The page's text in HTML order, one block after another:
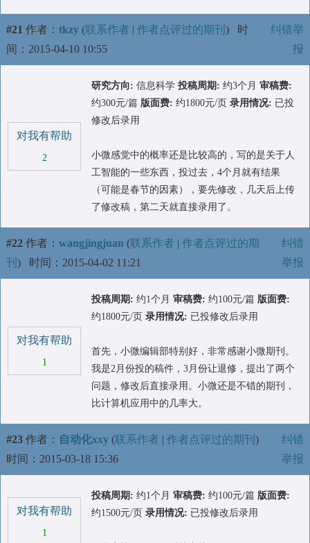
#21 作者： tkzy (联系作者 | 作者点评过的期刊 ) 时
间：2015-04-10 10:55
纠错举
报
对我有帮助
2
研究方向: 信息科学 投稿周期: 约3个月 审稿费:
约300元/篇 版面费: 约1800元/页 录用情况: 已投
修改后录用
小微感觉中的概率还是比较高的，写的是关于人
工智能的一些东西，投过去，4个月就有结果
（可能是春节的因素），要先修改，几天后上传
了修改稿，第二天就直接录用了。
#22 作者： wangjingjuan (联系作者 | 作者点评过的期
刊 ) 时间：2015-04-02 11:21
纠错
举报
对我有帮助
1
投稿周期: 约1个月 审稿费: 约100元/篇 版面费:
约1800元/页 录用情况: 已投修改后录用
首先，小微编辑部特别好，非常感谢小微期刊。
我是2月份投的稿件，3月份让退修，提出了两个
问题，修改后直接录用。小微还是不错的期刊，
比计算机应用中的几率大。
#23 作者： 自动化xxy (联系作者 | 作者点评过的期刊 )
时间：2015-03-18 15:36
纠错
举报
对我有帮助
1
投稿周期: 约1个月 审稿费: 约100元/篇 版面费:
约1500元/页 录用情况: 已投修改后录用